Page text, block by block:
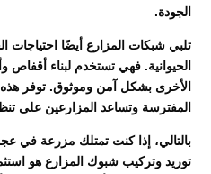
الجودة.
تلبي شبكات المزارع أيضًا احتياجات
الحيوانية. فهي تستخدم لبناء أقفاص
الأخرى بشكل آمن وموثوق. توفر هذه
المفترسة وتساعد المزارعين على
بالتالي، إذا كنت تمتلك مزرعة في
توريد وتركيب شبوك المزارع هو